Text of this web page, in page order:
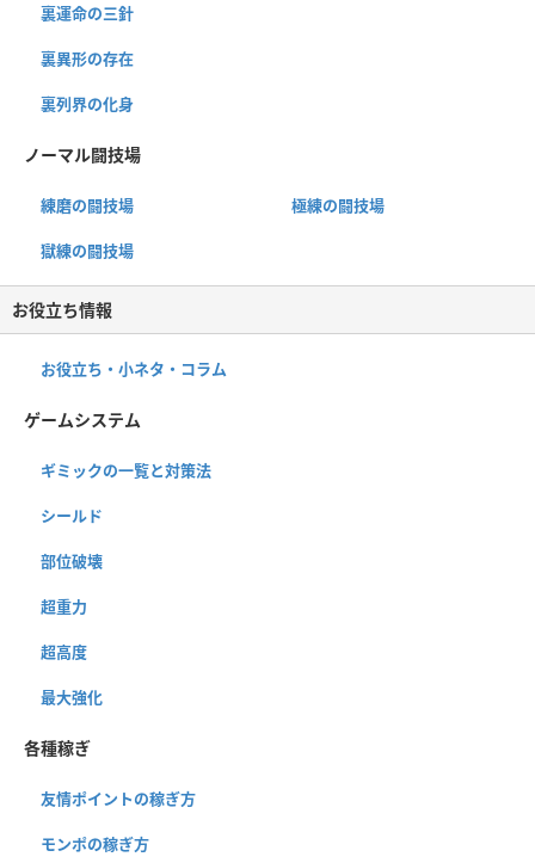
裏運命の三針
裏異形の存在
裏列界の化身
ノーマル闘技場
練磨の闘技場 極練の闘技場
獄練の闘技場
お役立ち情報
お役立ち・小ネタ・コラム
ゲームシステム
ギミックの一覧と対策法
シールド
部位破壊
超重力
超高度
最大強化
各種稼ぎ
友情ポイントの稼ぎ方
モンポの稼ぎ方